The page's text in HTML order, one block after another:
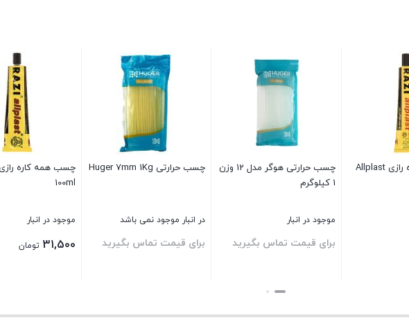
چسب همه کاره رازی Allplast
چسب حرارتی هوگر مدل 12 وزن
1 کیلوگرم
موجود در انبار
برای قیمت تماس بگیرید
چسب حرارتی Huger 7mm 1Kg
در انبار موجود نمی باشد
برای قیمت تماس بگیرید
100ml
موجود در انبار
31,500 تومان